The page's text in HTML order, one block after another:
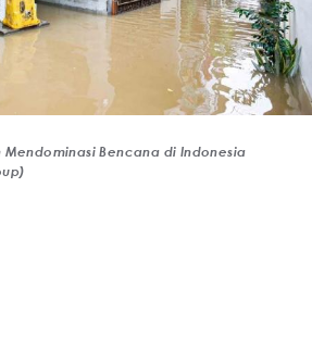
Mendominasi Bencana di Indonesia